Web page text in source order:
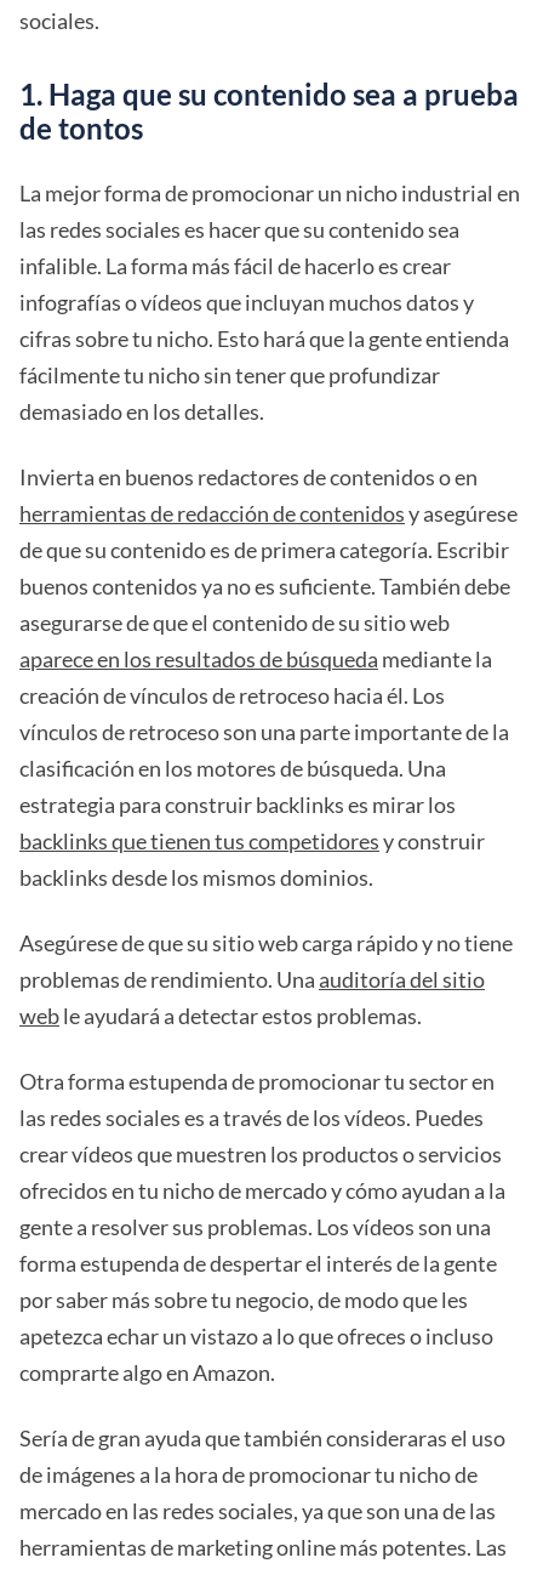
sociales.
1. Haga que su contenido sea a prueba
de tontos
La mejor forma de promocionar un nicho industrial en
las redes sociales es hacer que su contenido sea
infalible. La forma más fácil de hacerlo es crear
infografías o vídeos que incluyan muchos datos y
cifras sobre tu nicho. Esto hará que la gente entienda
fácilmente tu nicho sin tener que profundizar
demasiado en los detalles.
Invierta en buenos redactores de contenidos o en
herramientas de redacción de contenidosy asegúrese
de que su contenido es de primera categoría. Escribir
buenos contenidos ya no es suficiente. También debe
asegurarse de que el contenido de su sitio web
aparece en los resultados de búsqueda mediante la
creación de vínculos de retroceso hacia él. Los
vínculos de retroceso son una parte importante de la
clasificación en los motores de búsqueda. Una
estrategia para construir backlinks es mirar los
backlinks que tienen tus competidoresy construir
backlinks desde los mismos dominios.
Asegúrese de que su sitio web carga rápido y no tiene
problemas de rendimiento. Una auditoría del sitio
weble ayudará a detectar estos problemas.
Otra forma estupenda de promocionar tu sector en
las redes sociales es a través de los vídeos. Puedes
crear vídeos que muestren los productos o servicios
ofrecidos en tu nicho de mercado y cómo ayudan a la
gente a resolver sus problemas. Los vídeos son una
forma estupenda de despertar el interés de la gente
por saber más sobre tu negocio, de modo que les
apetezca echar un vistazo a lo que ofreces o incluso
comprarte algo en Amazon.
Sería de gran ayuda que también consideraras el uso
de imágenes a la hora de promocionar tu nicho de
mercado en las redes sociales, ya que son una de las
herramientas de marketing online más potentes. Las